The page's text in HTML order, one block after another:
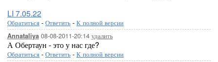
LI 7.05.22
Обратиться - Ответить - К полной версии
Annataliya 08-08-2011-20:14 удалить
А Обертаун - это у нас где?
Обратиться - Ответить - К полной версии